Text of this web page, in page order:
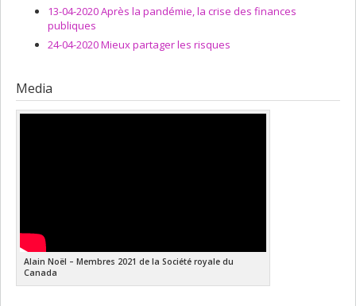
13-04-2020 Après la pandémie, la crise des finances
publiques
24-04-2020 Mieux partager les risques
Media
Alain Noël – Membres 2021 de la Société royale du
Canada